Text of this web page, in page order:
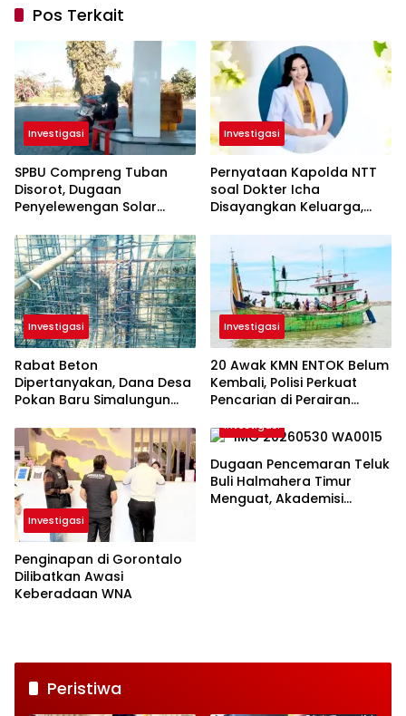
Pos Terkait
Investigasi
SPBU Compreng Tuban
Disorot, Dugaan
Penyelewengan Solar
Investigasi
Pernyataan Kapolda NTT
soal Dokter Icha
Disayangkan Keluarga,
Ahli Jiwa
Investigasi
Rabat Beton
Dipertanyakan, Dana Desa
Pokan Baru Simalungun
Investigasi
20 Awak KMN ENTOK Belum
Kembali, Polisi Perkuat
Pencarian di Perairan
Investigasi
Penginapan di Gorontalo
Dilibatkan Awasi
Keberadaan WNA
Investigasi
Dugaan Pencemaran Teluk
Buli Halmahera Timur
Menguat, Akademisi
Peristiwa